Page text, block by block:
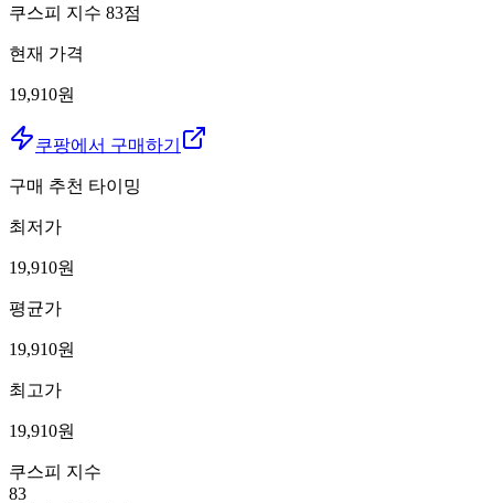
쿠스피 지수 83점
현재 가격
19,910원
쿠팡에서 구매하기
구매 추천 타이밍
최저가
19,910원
평균가
19,910원
최고가
19,910원
쿠스피 지수
83